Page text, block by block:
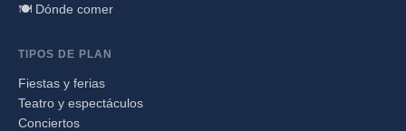
🍽️ Dónde comer
TIPOS DE PLAN
Fiestas y ferias
Teatro y espectáculos
Conciertos